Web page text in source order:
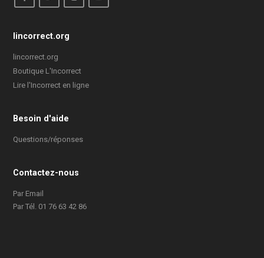
lincorrect.org
lincorrect.org
Boutique L'Incorrect
Lire l'Incorrect en ligne
Besoin d'aide
Questions/réponses
Contactez-nous
Par Email
Par Tél. 01 76 63 42 86